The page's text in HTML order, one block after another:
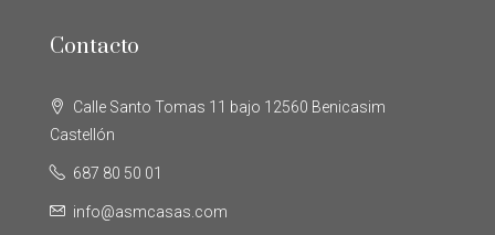
Contacto
Calle Santo Tomas 11 bajo 12560 Benicasim
Castellón
687 80 50 01
info@asmcasas.com